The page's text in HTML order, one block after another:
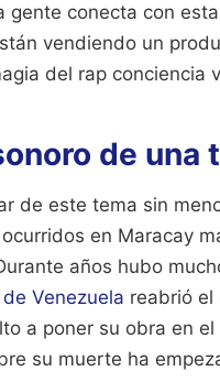
gente conecta con
vendiendo un
del rap conciencia
de una
de este tema sin
en Maracay
años hubo
Venezuela reabrió el
a poner su obra en
su muerte ha